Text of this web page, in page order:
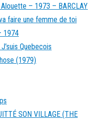
Alouette – 1973 – BARCLAY
faire une femme de toi
1974
Quebecois
(1979)
SON VILLAGE (THE